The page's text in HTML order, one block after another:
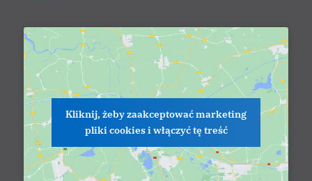
Kliknij, żeby zaakceptować marketing
pliki cookies i włączyć tę treść